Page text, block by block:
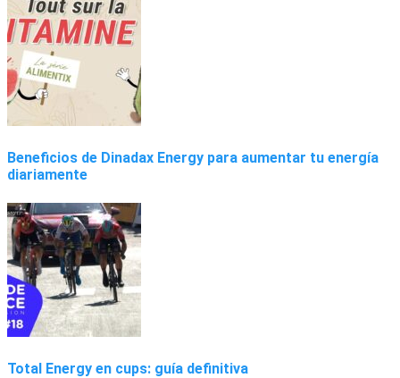
Beneficios de Dinadax Energy para aumentar tu energía
diariamente
Total Energy en cups: guía definitiva